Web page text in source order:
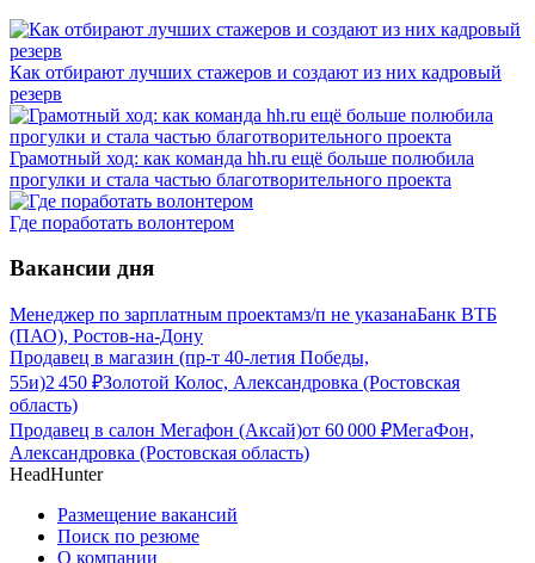
Как отбирают лучших стажеров и создают из них кадровый
резерв
Грамотный ход: как команда hh.ru ещё больше полюбила
прогулки и стала частью благотворительного проекта
Где поработать волонтером
Вакансии дня
Менеджер по зарплатным проектамз/п не указанаБанк ВТБ
(ПАО), Ростов-на-Дону
Продавец в магазин (пр-т 40-летия Победы,
55и)2 450 ₽Золотой Колос, Александровка (Ростовская
область)
Продавец в салон Мегафон (Аксай)от 60 000 ₽МегаФон,
Александровка (Ростовская область)
HeadHunter
Размещение вакансий
Поиск по резюме
О компании